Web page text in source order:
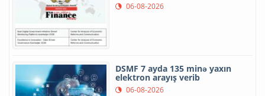
06-08-2026
DSMF 7 ayda 135 minə yaxın
elektron arayış verib
06-08-2026